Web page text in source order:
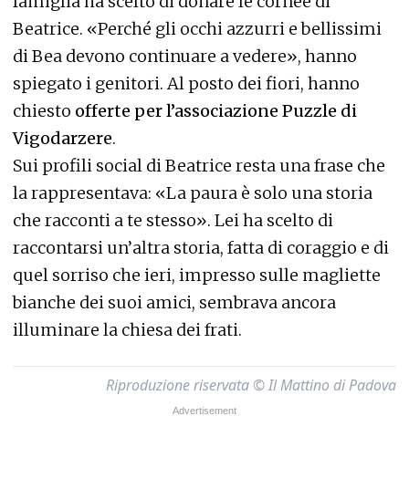
Beatrice. «Perché gli occhi azzurri e bellissimi
di Bea devono continuare a vedere», hanno
spiegato i genitori. Al posto dei fiori, hanno
chiesto offerte per l’associazione Puzzle di
Vigodarzere.
Sui profili social di Beatrice resta una frase che
la rappresentava: «La paura è solo una storia
che racconti a te stesso». Lei ha scelto di
raccontarsi un’altra storia, fatta di coraggio e di
quel sorriso che ieri, impresso sulle magliette
bianche dei suoi amici, sembrava ancora
illuminare la chiesa dei frati.
Riproduzione riservata © Il Mattino di Padova